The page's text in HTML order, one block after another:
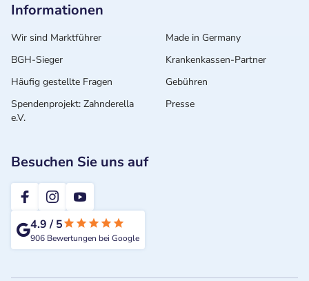
Informationen
Wir sind Marktführer
Made in Germany
BGH-Sieger
Krankenkassen-Partner
Häufig gestellte Fragen
Gebühren
Spendenprojekt: Zahnderella
e.V.
Presse
Besuchen Sie uns auf
2te-ZahnarztMeinung
4.9/5
906 Bewertungen bei Google